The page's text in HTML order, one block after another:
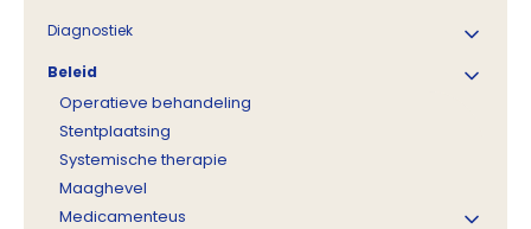
Diagnostiek
Beleid
Operatieve behandeling
Stentplaatsing
Systemische therapie
Maaghevel
Medicamenteus